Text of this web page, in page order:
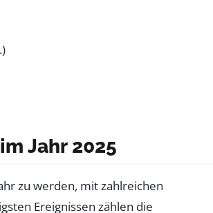
Jahr 2025
zu werden, mit zahlreichen
Ereignissen zählen die